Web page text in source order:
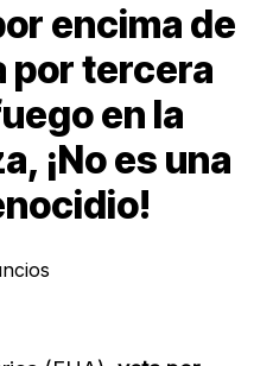
encima de
por tercera
en la
¡No es una